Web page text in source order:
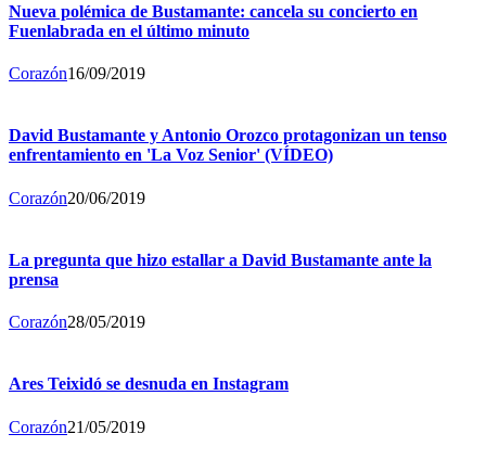
Nueva polémica de Bustamante: cancela su concierto en
Fuenlabrada en el último minuto
Corazón16/09/2019
David Bustamante y Antonio Orozco protagonizan un tenso
enfrentamiento en 'La Voz Senior' (VÍDEO)
Corazón20/06/2019
La pregunta que hizo estallar a David Bustamante ante la
prensa
Corazón28/05/2019
Ares Teixidó se desnuda en Instagram
Corazón21/05/2019